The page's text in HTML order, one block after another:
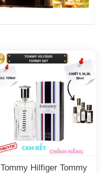
Tommy Hilfiger Tommy